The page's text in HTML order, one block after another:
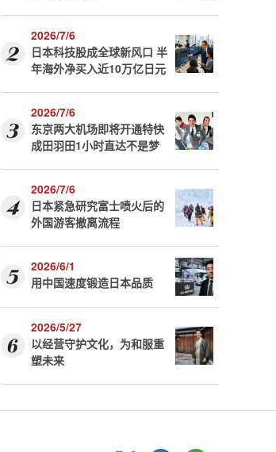
2026/7/6
日本科技股成全球新风口 半
年海外净买入近10万亿日元
2026/7/6
东京两大机场即将开通特快
成田羽田1小时直达不是梦
2026/7/6
日本紧急研究富士喷火后的
外国游客撤离流程
2026/6/1
用中国速度锻造日本品质
2026/5/27
以经营守护文化，为和服重
塑未来